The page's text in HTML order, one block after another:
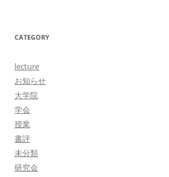
CATEGORY
lecture
お知らせ
大学院
学会
授業
書評
未分類
研究会